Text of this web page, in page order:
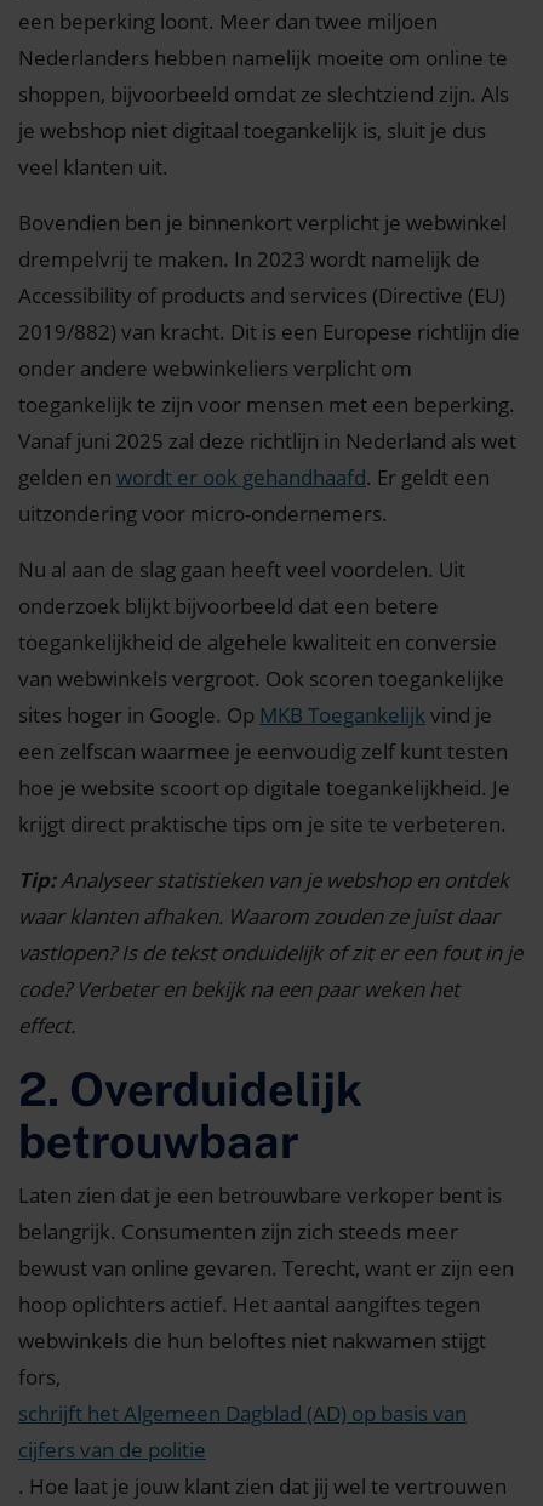
een beperking loont. Meer dan twee miljoen
Nederlanders hebben namelijk moeite om online te
shoppen, bijvoorbeeld omdat ze slechtziend zijn. Als
je webshop niet digitaal toegankelijk is, sluit je dus
veel klanten uit.
Bovendien ben je binnenkort verplicht je webwinkel
drempelvrij te maken. In 2023 wordt namelijk de
Accessibility of products and services (Directive (EU)
2019/882) van kracht. Dit is een Europese richtlijn die
onder andere webwinkeliers verplicht om
toegankelijk te zijn voor mensen met een beperking.
Vanaf juni 2025 zal deze richtlijn in Nederland als wet
gelden en wordt er ook gehandhaafd. Er geldt een
uitzondering voor micro-ondernemers.
Nu al aan de slag gaan heeft veel voordelen. Uit
onderzoek blijkt bijvoorbeeld dat een betere
toegankelijkheid de algehele kwaliteit en conversie
van webwinkels vergroot. Ook scoren toegankelijke
sites hoger in Google. Op MKB Toegankelijk vind je
een zelfscan waarmee je eenvoudig zelf kunt testen
hoe je website scoort op digitale toegankelijkheid. Je
krijgt direct praktische tips om je site te verbeteren.
Tip:Analyseer statistieken van je webshop en ontdek
waar klanten afhaken. Waarom zouden ze juist daar
vastlopen? Is de tekst onduidelijk of zit er een fout in je
code? Verbeter en bekijk na een paar weken het
effect.
2. Overduidelijk
betrouwbaar
Laten zien dat je een betrouwbare verkoper bent is
belangrijk. Consumenten zijn zich steeds meer
bewust van online gevaren. Terecht, want er zijn een
hoop oplichters actief. Het aantal aangiftes tegen
webwinkels die hun beloftes niet nakwamen stijgt
fors,
schrijft het Algemeen Dagblad (AD) op basis van
cijfers van de politie
. Hoe laat je jouw klant zien dat jij wel te vertrouwen